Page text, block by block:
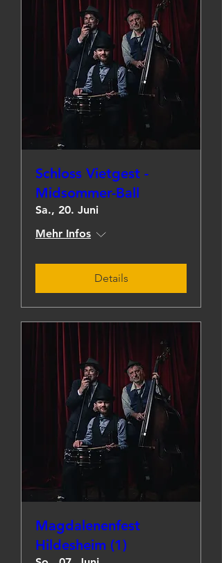
Schloss Vietgest -
Midsommer-Ball
Sa., 20. Juni
Mehr Infos
Details
Magdalenenfest
Hildesheim (1)